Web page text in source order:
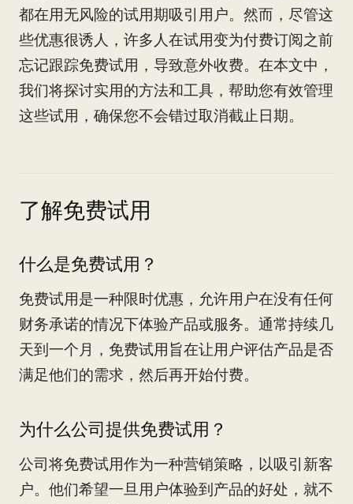
都在用无风险的试用期吸引用户。然而，尽管这
些优惠很诱人，许多人在试用变为付费订阅之前
忘记跟踪免费试用，导致意外收费。在本文中，
我们将探讨实用的方法和工具，帮助您有效管理
这些试用，确保您不会错过取消截止日期。
了解免费试用
什么是免费试用？
免费试用是一种限时优惠，允许用户在没有任何
财务承诺的情况下体验产品或服务。通常持续几
天到一个月，免费试用旨在让用户评估产品是否
满足他们的需求，然后再开始付费。
为什么公司提供免费试用？
公司将免费试用作为一种营销策略，以吸引新客
户。他们希望一旦用户体验到产品的好处，就不